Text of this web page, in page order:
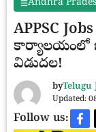
Andhra
APPSC
కార్యాలయంలో
విడుదల!
byTelugu
Updated:
Follow us: